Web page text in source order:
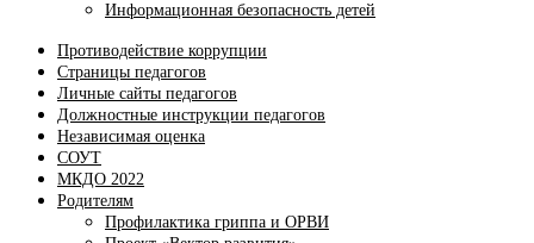
Информационная безопасность детей
Противодействие коррупции
Страницы педагогов
Личные сайты педагогов
Должностные инструкции педагогов
Независимая оценка
СОУТ
МКДО 2022
Родителям
Профилактика гриппа и ОРВИ